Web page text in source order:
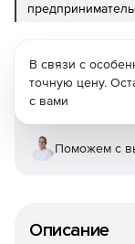
Описание
В связи с
точную цену.
с вами
Поможем с